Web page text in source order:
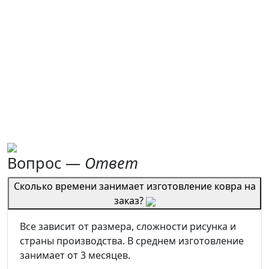
Вопрос — Ответ
Сколько времени занимает изготовление ковра на
заказ?
Все зависит от размера, сложности рисунка и
страны производства. В среднем изготовление
занимает от 3 месяцев.